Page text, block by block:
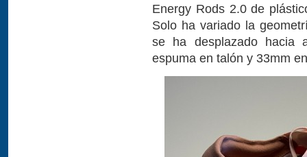
Energy Rods 2.0 de
Solo ha variado la
se ha desplazado hacia
espuma en talón y 33mm